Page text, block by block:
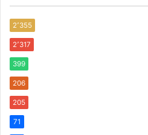
2٬355
2٬317
399
206
205
71